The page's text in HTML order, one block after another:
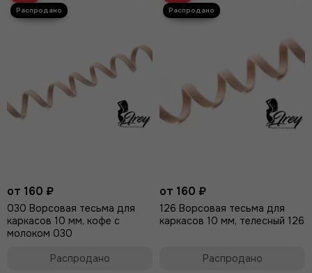
от 160 ₽
030 Ворсовая тесьма для
каркасов 10 мм, кофе с
молоком 030
Распродано
от 160 ₽
126 Ворсовая тесьма для
каркасов 10 мм, телесный 126
Распродано